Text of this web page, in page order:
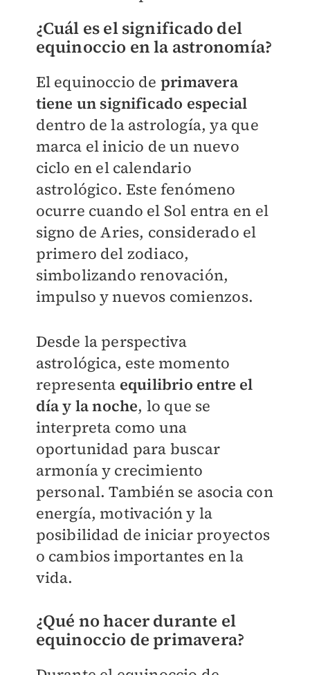
¿Cuál es el significado del
equinoccio en la astronomía?
El equinoccio de primavera
tiene un significado especial
dentro de la astrología, ya que
marca el inicio de un nuevo
ciclo en el calendario
astrológico. Este fenómeno
ocurre cuando el Sol entra en el
signo de Aries, considerado el
primero del zodiaco,
simbolizando renovación,
impulso y nuevos comienzos.
Desde la perspectiva
astrológica, este momento
representa equilibrio entre el
día y la noche, lo que se
interpreta como una
oportunidad para buscar
armonía y crecimiento
personal. También se asocia con
energía, motivación y la
posibilidad de iniciar proyectos
o cambios importantes en la
vida.
¿Qué no hacer durante el
equinoccio de primavera?